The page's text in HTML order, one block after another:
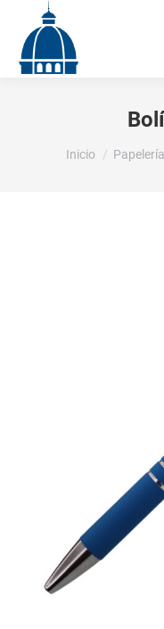
Estás aquí:
Inicio Papelería